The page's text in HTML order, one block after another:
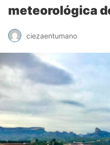
meteorológica
ciezaentumano